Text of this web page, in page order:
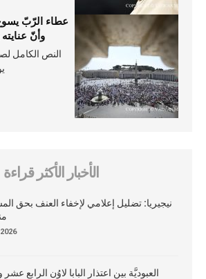
عطاء الرّبّ
وأنّ عنايته
النص الكامل
الأخبار الأكثر قراءة
نيجيريا: تضليل إعلامي لإخفاء العنف بحق
العبوديَّة بين اعتذار البابا لاوُن الرابع